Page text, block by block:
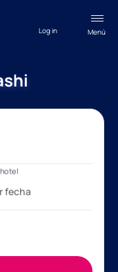
Menú
Log in